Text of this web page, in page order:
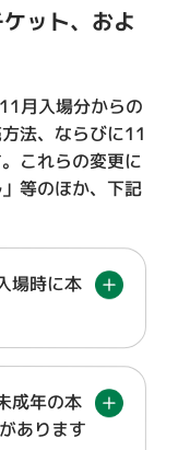
ット、およ
月入場分からの
法、ならびに11
これらの変更に
等のほか、下記
場時に本
成年の本
あります